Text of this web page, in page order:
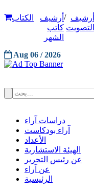
أرشيف
التصويت
/ أرشيف
كاتب
الشهر
الكتاب
Aug 06 / 2026
دراسات آراء
آراء بودكاست
الأعداد
الهيئة الاستشارية
عن رئيس التحرير
عن آراء
الرئيسية